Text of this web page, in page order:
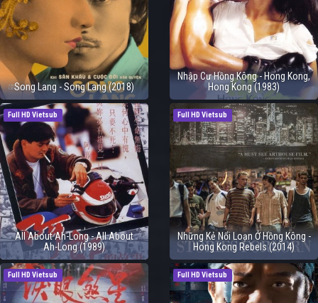
Song Lang - Song Lang (2018)
Nhập Cư Hồng Kông - Hong Kong,
Hong Kong (1983)
Full HD Vietsub
All About Ah-Long - All About
Ah-Long (1989)
Full HD Vietsub
Những Kẻ Nổi Loạn Ở Hồng Kông -
Hong Kong Rebels (2014)
Full HD Vietsub Full HD Vietsub